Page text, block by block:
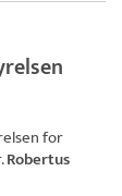
for
Robertus